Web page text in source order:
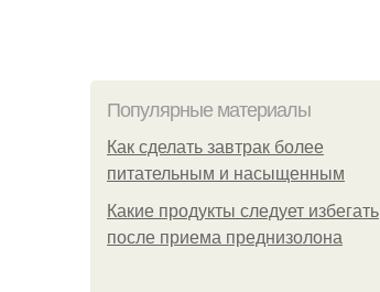
Популярные материалы
Как сделать завтрак более
питательным и насыщенным
Какие продукты следует избегать
после приема преднизолона